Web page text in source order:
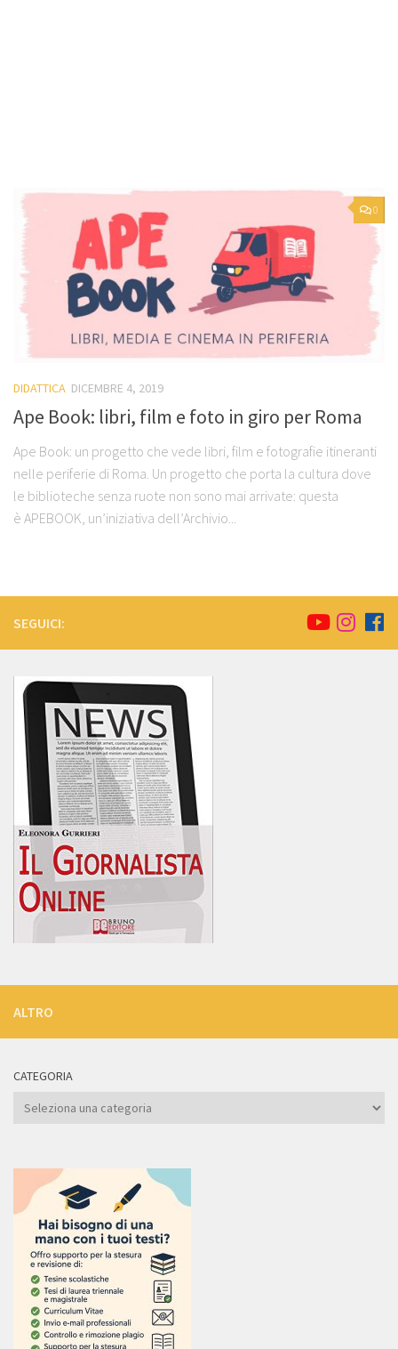
0
DIDATTICA DICEMBRE 4, 2019
Ape Book: libri, film e foto in giro per Roma
Ape Book: un progetto che vede libri, film e fotografie itineranti
nelle periferie di Roma. Un progetto che porta la cultura dove
le biblioteche senza ruote non sono mai arrivate: questa
è APEBOOK, un’iniziativa dell’Archivio...
SEGUICI:
ALTRO
CATEGORIA
Categoria